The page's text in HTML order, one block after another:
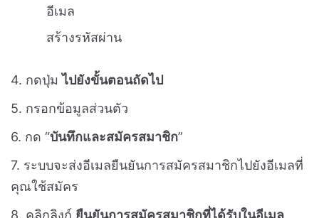
อีเมล
สร้างรหัสผ่าน
4. กดปุ่มไปยังขั้นตอนถัดไป
5. กรอกข้อมูลส่วนตัว
6. กด “บันทึกและสมัครสมาชิก”
7. ระบบจะส่งอีเมลยืนยันการสมัครสมาชิกไปยังอีเมลที่
คุณใช้สมัคร
8. คลิกลิงก์ ยืนยันการสมัครสมาชิกที่ได้รับในอีเมล